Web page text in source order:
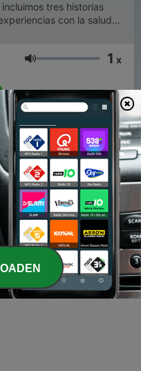
tres historias
con la salud
social.
Volume 1 x
00:00